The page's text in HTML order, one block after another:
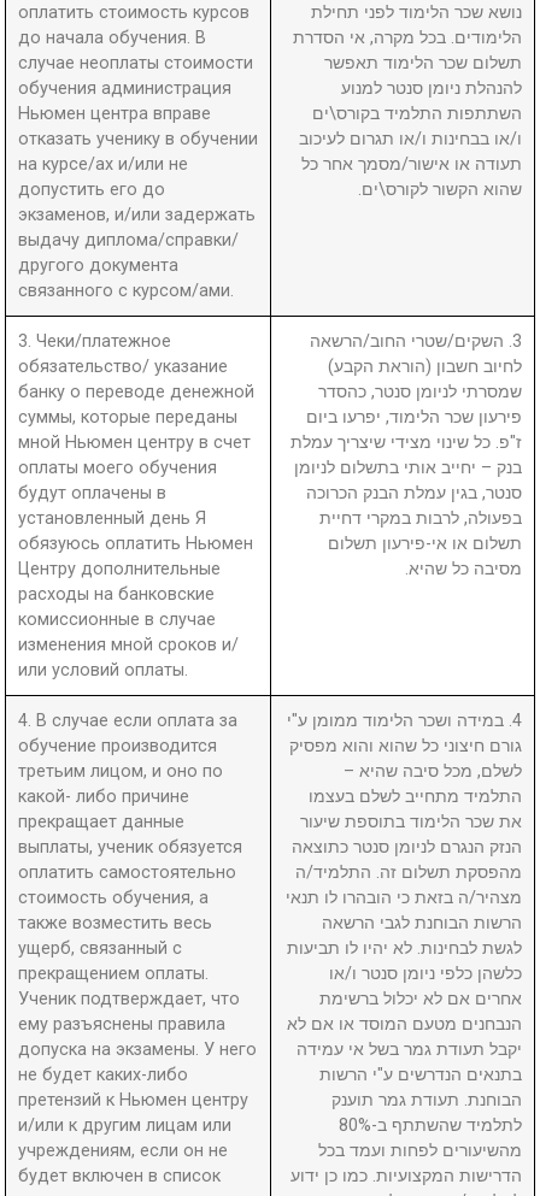
оплатить стоимость курсов
до начала обучения. В
случае неоплаты стоимости
обучения администрация
Ньюмен центра вправе
отказать ученику в обучении
на курсе/ах и/или не
допустить его до
экзаменов, и/или задержать
выдачу диплома/справки/
другого документа
связанного с курсом/ами.
נושא שכר הלימוד לפני תחילת
הלימודים. בכל מקרה, אי הסדרת
תשלום שכר הלימוד תאפשר
להנהלת ניומן סנטר למנוע
השתתפות התלמיד בקורס\ים
ו/או בבחינות ו/או תגרום לעיכוב
תעודה או אישור/מסמך אחר כל
שהוא הקשור לקורס\ים.
3. Чеки/платежное
обязательство/ указание
банку о переводе денежной
суммы, которые переданы
мной Ньюмен центру в счет
оплаты моего обучения
будут оплачены в
установленный день Я
обязуюсь оплатить Ньюмен
Центру дополнительные
расходы на банковские
комиссионные в случае
изменения мной сроков и/
или условий оплаты.
3. השקים/שטרי החוב/הרשאה
לחיוב חשבון (הוראת הקבע)
שמסרתי לניומן סנטר, כהסדר
פירעון שכר הלימוד, יפרעו ביום
ז"פ. כל שינוי מצידי שיצריך עמלת
בנק – יחייב אותי בתשלום לניומן
סנטר, בגין עמלת הבנק הכרוכה
בפעולה, לרבות במקרי דחיית
תשלום או אי-פירעון תשלום
מסיבה כל שהיא.
4. В случае если оплата за
обучение производится
третьим лицом, и оно по
какой- либо причине
прекращает данные
выплаты, ученик обязуется
оплатить самостоятельно
стоимость обучения, а
также возместить весь
ущерб, связанный с
прекращением оплаты.
Ученик подтверждает, что
ему разъяснены правила
допуска на экзамены. У него
не будет каких-либо
претензий к Ньюмен центру
и/или к другим лицам или
учреждениям, если он не
будет включен в список
4. במידה ושכר הלימוד ממומן ע"י
גורם חיצוני כל שהוא והוא מפסיק
לשלם, מכל סיבה שהיא –
התלמיד מתחייב לשלם בעצמו
את שכר הלימוד בתוספת שיעור
הנזק הנגרם לניומן סנטר כתוצאה
מהפסקת תשלום זה. התלמיד/ה
מצהיר/ה בזאת כי הובהרו לו תנאי
הרשות הבוחנת לגבי הרשאה
לגשת לבחינות. לא יהיו לו תביעות
כלשהן כלפי ניומן סנטר ו/או
אחרים אם לא יכלול ברשימת
הנבחנים מטעם המוסד או אם לא
יקבל תעודת גמר בשל אי עמידה
בתנאים הנדרשים ע"י הרשות
הבוחנת. תעודת גמר תוענק
לתלמיד שהשתתף ב-80%
מהשיעורים לפחות ועמד בכל
הדרישות המקצועיות. כמו כן ידוע